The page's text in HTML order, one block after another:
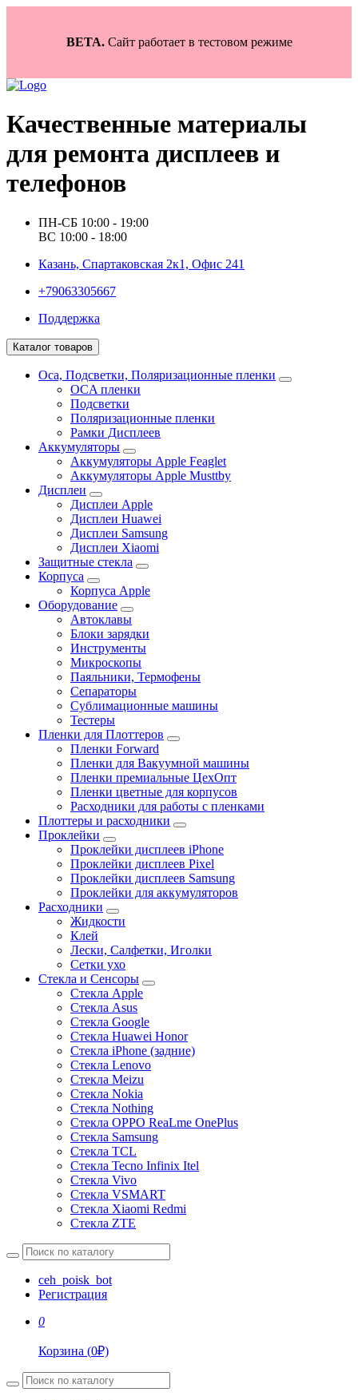
BETA.Сайт работает в тестовом режиме
Качественные материалы
для ремонта дисплеев и
телефонов
ПН-СБ 10:00 - 19:00
ВС 10:00 - 18:00
Казань, Спартаковская 2к1, Офис 241
+79063305667
Поддержка
Каталог товаров
Oca, Подсветки, Поляризационные пленки
OCA пленки
Подсветки
Поляризационные пленки
Рамки Дисплеев
Аккумуляторы
Аккумуляторы Apple Feaglet
Аккумуляторы Apple Musttby
Дисплеи
Дисплеи Apple
Дисплеи Huawei
Дисплеи Samsung
Дисплеи Xiaomi
Защитные стекла
Корпуса
Корпуса Apple
Оборудование
Автоклавы
Блоки зарядки
Инструменты
Микроскопы
Паяльники, Термофены
Сепараторы
Сублимационные машины
Тестеры
Пленки для Плоттеров
Пленки Forward
Пленки для Вакуумной машины
Пленки премиальные ЦехОпт
Пленки цветные для корпусов
Расходники для работы с пленками
Плоттеры и расходники
Проклейки
Проклейки дисплеев iPhone
Проклейки дисплеев Pixel
Проклейки дисплеев Samsung
Проклейки для аккумуляторов
Расходники
Жидкости
Клей
Лески, Салфетки, Иголки
Сетки ухо
Стекла и Сенсоры
Стекла Apple
Стекла Asus
Стекла Google
Стекла Huawei Honor
Стекла iPhone (задние)
Стекла Lenovo
Стекла Meizu
Стекла Nokia
Стекла Nothing
Стекла OPPO ReaLme OnePlus
Стекла Samsung
Стекла TCL
Стекла Tecno Infinix Itel
Стекла Vivo
Стекла VSMART
Стекла Xiaomi Redmi
Стекла ZTE
ceh_poisk_bot
Регистрация
0
Корзина (0₽)